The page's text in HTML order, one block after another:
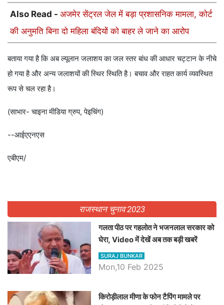
Also Read - अजमेर सेंट्रल जेल में बड़ा प्रशासनिक मामला, कोर्ट
की अनुमति बिना दो महिला बंदियों को बाहर ले जाने का आरोप
बताया गया है कि अब ल्यूलान जलाशय का जल स्तर बांध की आधार चट्टान के नीचे
हो गया है और अन्य जलाशयों की स्थिर स्थिति है। बचाव और राहत कार्य व्यवस्थित
रूप से चल रहा है।
(साभार- चाइना मीडिया ग्रुप, पेइचिंग)
--आईएएनएस
एबीएम/
राजस्थान चुनाव 2023
गलता पीठ पर गहलोत ने भजनलाल सरकार को
घेरा, Video में देखें अब तक बड़ी खबरें
SURAJ BUNKAR
Mon,10 Feb 2025
किरोड़ीलाल मीणा के फोन टैपिंग मामले पर